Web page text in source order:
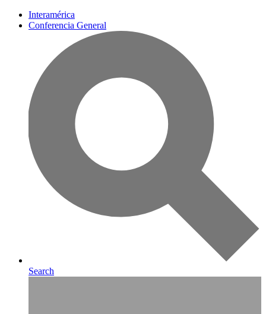
Interamérica
Conferencia General
Search